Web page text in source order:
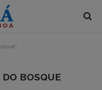
DO BOSQUE